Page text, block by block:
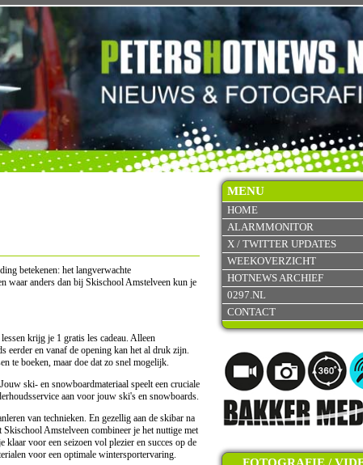
MENU
HOME
ALARMMONITOR
X / TWITTER UPDATES
WEEKOVERZICHT
HOTNEWS ARCHIEF
0297.NL
CONTACT
betekenen: het langverwachte
waar anders dan bij Skischool Amstelveen kun je
krijg je 1 gratis les cadeau. Alleen
eerder en vanaf de opening kan het al druk zijn.
te boeken, maar doe dat zo snel mogelijk.
ski- en snowboardmateriaal speelt een cruciale
aan voor jouw ski's en snowboards.
van technieken. En gezellig aan de skibar na
Amstelveen combineer je het nuttige met
voor een seizoen vol plezier en succes op de
voor een optimale wintersportervaring.